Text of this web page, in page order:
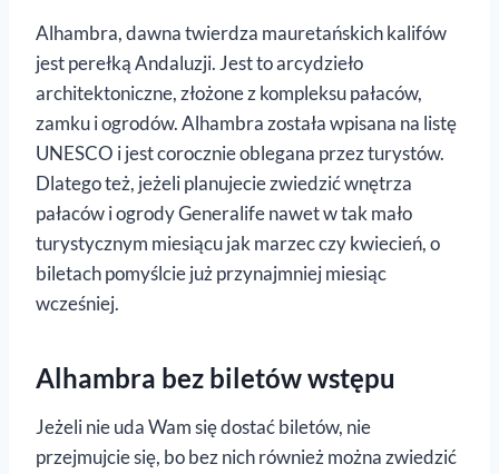
Alhambra, dawna twierdza mauretańskich kalifów
jest perełką Andaluzji. Jest to arcydzieło
architektoniczne, złożone z kompleksu pałaców,
zamku i ogrodów. Alhambra została wpisana na listę
UNESCO i jest corocznie oblegana przez turystów.
Dlatego też, jeżeli planujecie zwiedzić wnętrza
pałaców i ogrody Generalife nawet w tak mało
turystycznym miesiącu jak marzec czy kwiecień, o
biletach pomyślcie już przynajmniej miesiąc
wcześniej.
Alhambra bez biletów wstępu
Jeżeli nie uda Wam się dostać biletów, nie
przejmujcie się, bo bez nich również można zwiedzić